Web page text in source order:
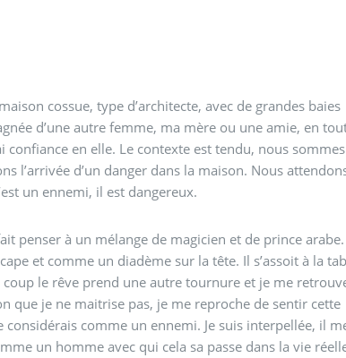
cossue, type d’architecte, avec de grandes baies
d’une autre femme, ma mère ou une amie, en
est tendu, nous sommes en
l’arrivée d’un danger dans la maison. Nous
un ennemi, il est dangereux.
penser à un mélange de magicien et de prince
et comme un diadème sur la tête. Il s’assoit à la
coup le rêve prend une autre tournure et je me
que je ne maitrise pas, je me reproche de sentir cette
considérais comme un ennemi. Je suis interpellée, il
un homme avec qui cela sa passe dans la vie